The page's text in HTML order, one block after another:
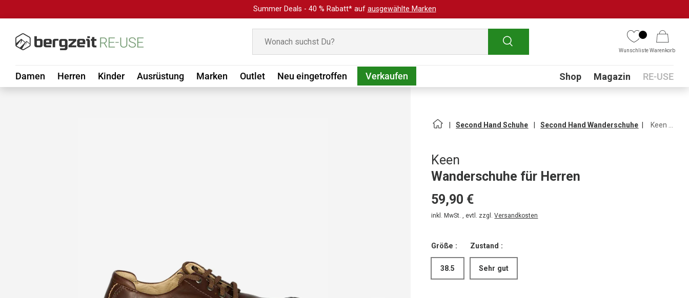
Summer Deals - 40 % Rabatt* auf ausgewählte Marken
Suchen
WunschlisteWarenkorb
Damen Herren Kinder Ausrüstung Marken Outlet Neu eingetroffen Verkaufen Submenu
Shop Magazin RE-USE
Second Hand Schuhe Second Hand Wanderschuhe
Keen
Wanderschuhe für Herren
59,90 €
inkl. MwSt. , evtl. zzgl.Versandkosten
Größe :
38.5
Zustand :
Sehr gut